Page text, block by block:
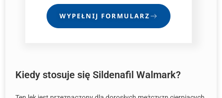
WYPEŁNIJ FORMULARZ
Kiedy stosuje się Sildenafil Walmark?